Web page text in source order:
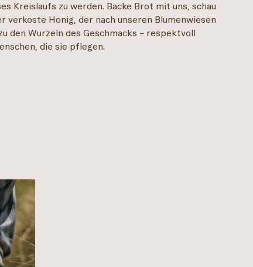
Kreislaufs zu werden. Backe Brot mit uns, schau
verkoste Honig, der nach unseren Blumenwiesen
den Wurzeln des Geschmacks – respektvoll
die sie pflegen.